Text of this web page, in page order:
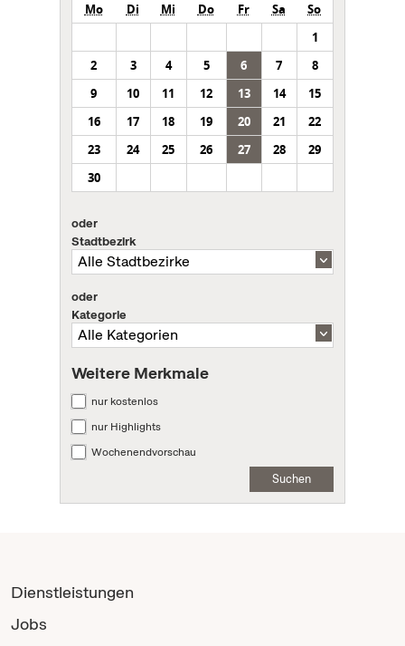
Mo Di Mi Do Fr Sa
So
1
2
3 4 5 6 7
8
9
10 11 12 13 14
15
16
17 18 19 20 21
22
23
24 25 26 27 28
29
30
oder
Stadtbezirk
oder
Kategorie
Weitere Merkmale
nur kostenlos
nur Highlights
Wochenendvorschau
Suchen
Dienstleistungen
Jobs